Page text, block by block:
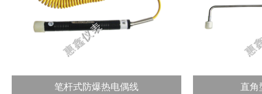
笔杆式防爆热电偶线 直角